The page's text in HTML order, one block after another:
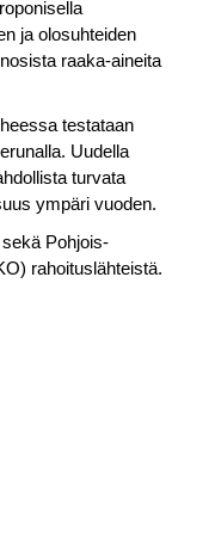
ja olosuhteiden
raaka-aineita
testataan
Uudella
turvata
ympäri vuoden.
Pohjois-
rahoituslähteistä.